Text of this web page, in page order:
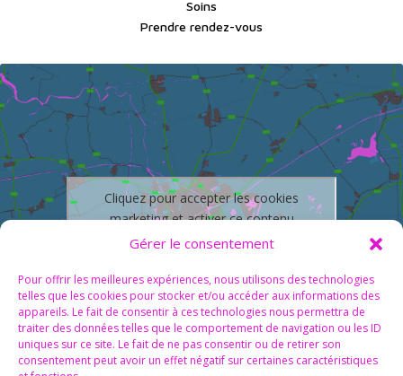
Gérer le consentement
Pour offrir les meilleures expériences, nous utilisons des technologies
telles que les cookies pour stocker et/ou accéder aux informations des
appareils. Le fait de consentir à ces technologies nous permettra de
traiter des données telles que le comportement de navigation ou les ID
uniques sur ce site. Le fait de ne pas consentir ou de retirer son
consentement peut avoir un effet négatif sur certaines caractéristiques
Soins
Prendre rendez-vous
Cliquez pour accepter les cookies
marketing et activer ce contenu